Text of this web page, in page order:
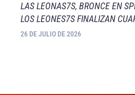
LAS LEONAS7S, BRONCE EN
LOS LEONES7S FINALIZAN
26 DE JULIO DE 2026